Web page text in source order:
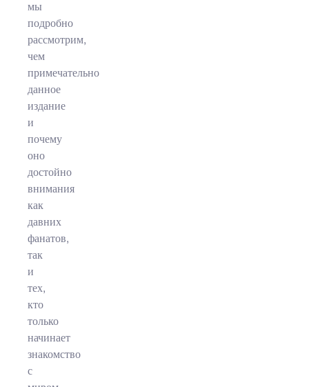
мы
подробно
рассмотрим,
чем
примечательно
данное
издание
и
почему
оно
достойно
внимания
как
давних
фанатов,
так
и
тех,
кто
только
начинает
знакомство
с